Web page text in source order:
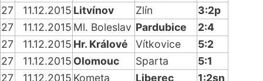
27
11.12.2015 Litvínov Zlín
3:2p
27
11.12.2015 Ml. Boleslav Pardubice
2:4
27
11.12.2015 Hr. Králové Vítkovice
5:2
27
11.12.2015 Olomouc Sparta
5:1
27
11.12.2015 Kometa Liberec
1:2sn